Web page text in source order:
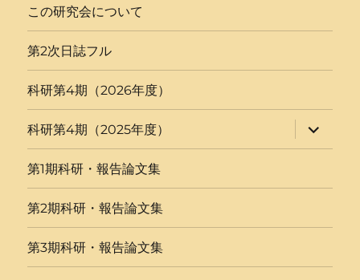
この研究会について
第2次日誌フル
科研第4期（2026年度）
科研第4期（2025年度）
サ
ブ
メ
ー
開
第1期科研・報告論文集
第2期科研・報告論文集
第3期科研・報告論文集